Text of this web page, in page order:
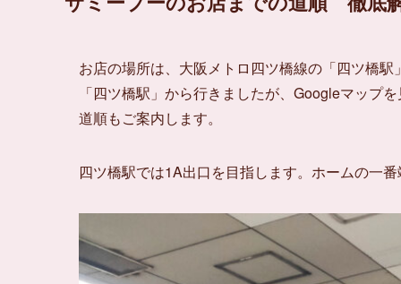
お店の場所は、大阪メトロ四ツ橋線の「四ツ橋
「四ツ橋駅」から行きましたが、Googleマップ
道順もご案内します。
四ツ橋駅では1A出口を目指します。ホームの一